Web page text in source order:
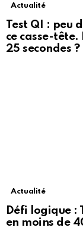
Actualité
Test QI : peu
ce casse-tête.
25 secondes ?
Actualité
Défi logique :
en moins de